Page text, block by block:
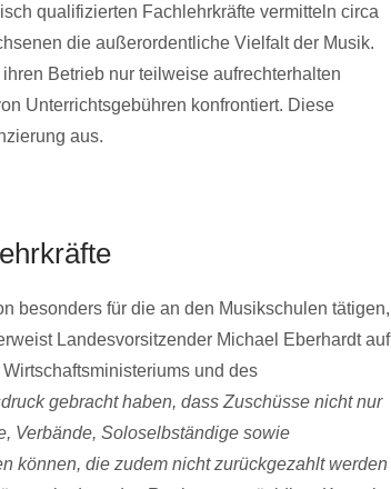
qualifizierten Fachlehrkräfte vermitteln circa
die außerordentliche Vielfalt der Musik.
Betrieb nur teilweise aufrechterhalten
Unterrichtsgebühren konfrontiert. Diese
aus.
besonders für die an den Musikschulen tätigen,
Landesvorsitzender Michael Eberhardt auf
und des
gebracht haben, dass Zuschüsse nicht nur
Verbände, Soloselbständige sowie
können, die zudem nicht zurückgezahlt werden